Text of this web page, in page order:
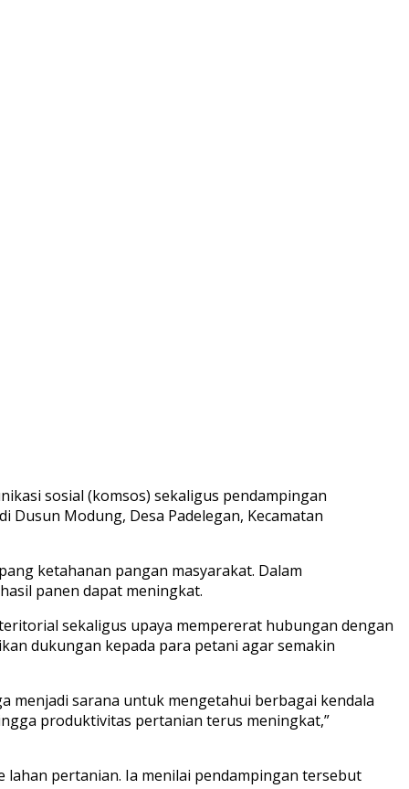
sosial (komsos) sekaligus pendampingan
Modung, Desa Padelegan, Kecamatan
ketahanan pangan masyarakat. Dalam
panen dapat meningkat.
sekaligus upaya mempererat hubungan dengan
dukungan kepada para petani agar semakin
menjadi sarana untuk mengetahui berbagai kendala
produktivitas pertanian terus meningkat,”
pertanian. Ia menilai pendampingan tersebut